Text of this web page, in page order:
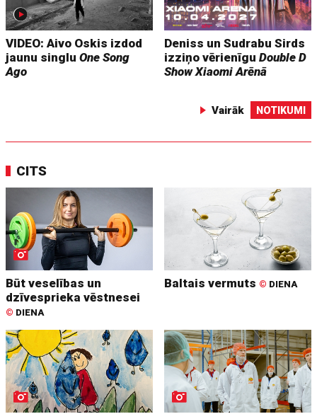
VIDEO: Aivo Oskis izdod
jaunu singluOne Song
Ago
Deniss un Sudrabu Sirds
izziņo vērienīguDouble D
Show Xiaomi Arēnā
Vairāk NOTIKUMI
CITS
Būt veselības un
dzīvesprieka vēstnesei
© DIENA
Baltais vermuts © DIENA